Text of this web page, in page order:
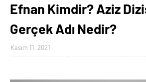
Efnan Kimdir? Aziz
Gerçek Adı Nedir?
Kasım 11, 2021